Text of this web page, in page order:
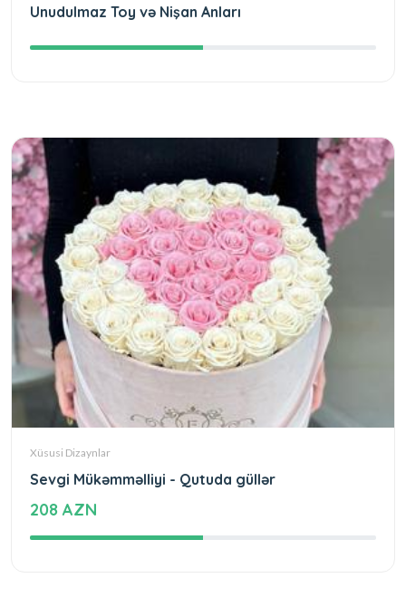
Unudulmaz Toy və Nişan Anları
Xüsusi Dizaynlar
Sevgi Mükəmməlliyi - Qutuda güllər
208 AZN